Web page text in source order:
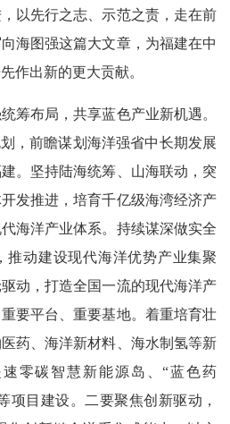
以先行之志、示范之责，走在前
海图强这篇大文章，为福建在中
作出新的更大贡献。
布局，共享蓝色产业新机遇。
，前瞻谋划海洋强省中长期发展
。坚持陆海统筹、山海联动，突
发推进，培育千亿级海湾经济产
海洋产业体系。持续谋深做实全
推动建设现代海洋优势产业集聚
动，打造全国一流的现代海洋产
要平台、重要基地。着重培育壮
药、海洋新材料、海水制氢等新
零碳智慧新能源岛、“蓝色药
项目建设。二要聚焦创新驱动，